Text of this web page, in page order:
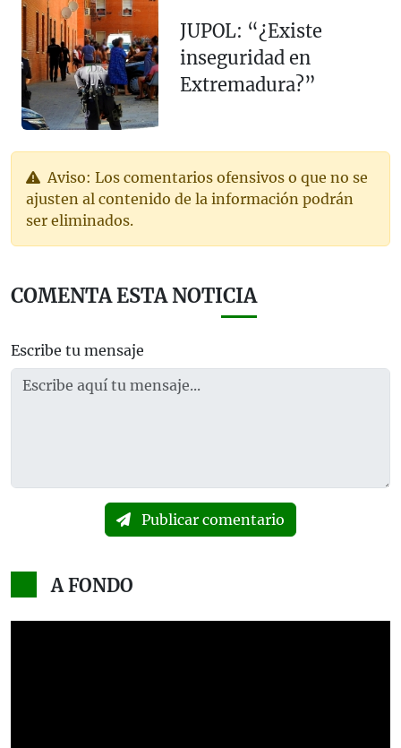
JUPOL: “¿Existe
inseguridad en
Extremadura?”
Aviso: Los comentarios ofensivos o que no se
ajusten al contenido de la información podrán
ser eliminados.
COMENTA ESTA NOTICIA
Escribe tu mensaje
Publicar comentario
A FONDO